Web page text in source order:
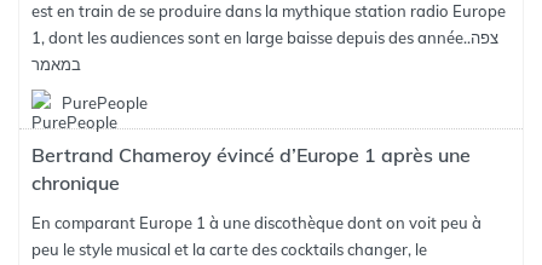
est en train de se produire dans la mythique station radio Europe
1, dont les audiences sont en large baisse depuis des année..צפה
במאמר
PurePeople
Bertrand Chameroy évincé d’Europe 1 après une
chronique
En comparant Europe 1 à une discothèque dont on voit peu à
peu le style musical et la carte des cocktails changer, le